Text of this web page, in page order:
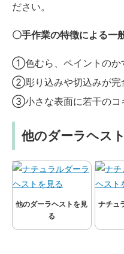
ださい。
〇手作業の特徴による一
①色むら、ペイントのか
②彫り込みや切込みが完
③小さな表面に若干のコ
他のダーラヘス
他のダーラヘストを見
る
ナチュ